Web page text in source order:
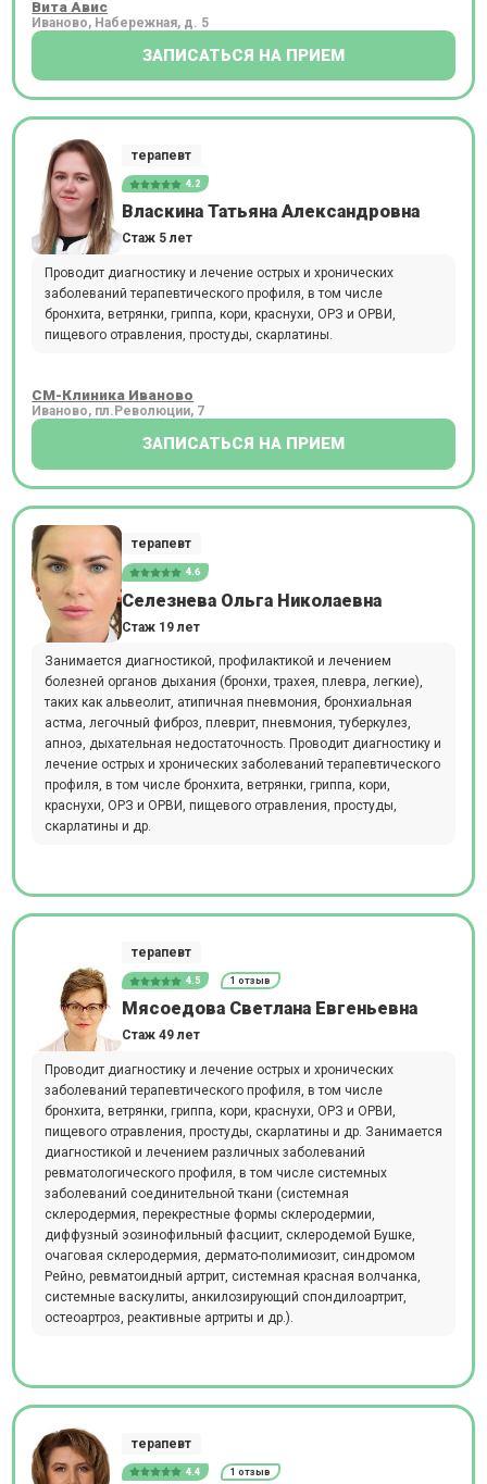
Вита Авис
Иваново, Набережная, д. 5
ЗАПИСАТЬСЯ НА ПРИЕМ
терапевт
4.2
Власкина Татьяна Александровна
Стаж 5 лет
Проводит диагностику и лечение острых и хронических
заболеваний терапевтического профиля, в том числе
бронхита, ветрянки, гриппа, кори, краснухи, ОРЗ и ОРВИ,
пищевого отравления, простуды, скарлатины.
СМ-Клиника Иваново
Иваново, пл.Революции, 7
ЗАПИСАТЬСЯ НА ПРИЕМ
терапевт
4.6
Селезнева Ольга Николаевна
Стаж 19 лет
Занимается диагностикой, профилактикой и лечением
болезней органов дыхания (бронхи, трахея, плевра, легкие),
таких как альвеолит, атипичная пневмония, бронхиальная
астма, легочный фиброз, плеврит, пневмония, туберкулез,
апноэ, дыхательная недостаточность. Проводит диагностику и
лечение острых и хронических заболеваний терапевтического
профиля, в том числе бронхита, ветрянки, гриппа, кори,
краснухи, ОРЗ и ОРВИ, пищевого отравления, простуды,
скарлатины и др.
терапевт
4.5 1 отзыв
Мясоедова Светлана Евгеньевна
Стаж 49 лет
Проводит диагностику и лечение острых и хронических
заболеваний терапевтического профиля, в том числе
бронхита, ветрянки, гриппа, кори, краснухи, ОРЗ и ОРВИ,
пищевого отравления, простуды, скарлатины и др. Занимается
диагностикой и лечением различных заболеваний
ревматологического профиля, в том числе системных
заболеваний соединительной ткани (системная
склеродермия, перекрестные формы склеродермии,
диффузный эозинофильный фасциит, склеродемой Бушке,
очаговая склеродермия, дермато-полимиозит, синдромом
Рейно, ревматоидный артрит, системная красная волчанка,
системные васкулиты, анкилозирующий спондилоартрит,
остеоартроз, реактивные артриты и др.).
терапевт
4.4 1 отзыв